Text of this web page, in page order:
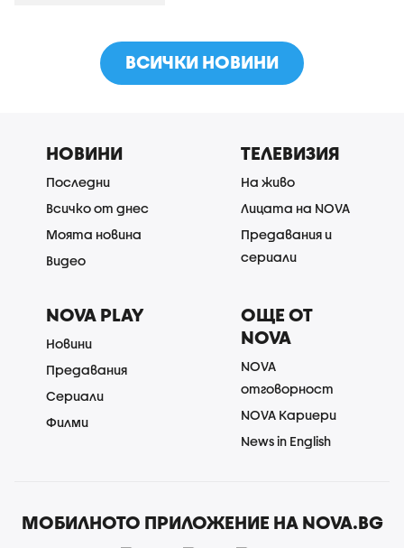
ВСИЧКИ НОВИНИ
НОВИНИ
Последни
Всичко от днес
Моята новина
Видео
ТЕЛЕВИЗИЯ
На живо
Лицата на NOVA
Предавания и
сериали
NOVA PLAY
Новини
Предавания
Сериали
Филми
ОЩЕ ОТ
NOVA
NOVA
отговорност
NOVA Кариери
News in English
МОБИЛНОТО ПРИЛОЖЕНИЕ НА NOVA.BG